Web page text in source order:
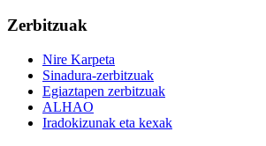
Zerbitzuak
Nire Karpeta
Sinadura-zerbitzuak
Egiaztapen zerbitzuak
ALHAO
Iradokizunak eta kexak